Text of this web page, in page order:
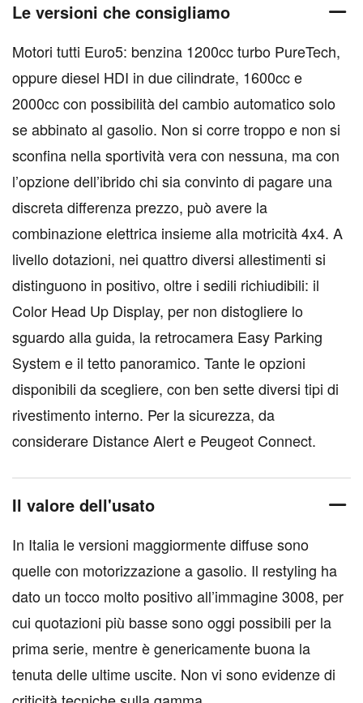
Le versioni che consigliamo
Motori tutti Euro5: benzina 1200cc turbo PureTech,
oppure diesel HDI in due cilindrate, 1600cc e
2000cc con possibilità del cambio automatico solo
se abbinato al gasolio. Non si corre troppo e non si
sconfina nella sportività vera con nessuna, ma con
l’opzione dell’ibrido chi sia convinto di pagare una
discreta differenza prezzo, può avere la
combinazione elettrica insieme alla motricità 4x4. A
livello dotazioni, nei quattro diversi allestimenti si
distinguono in positivo, oltre i sedili richiudibili: il
Color Head Up Display, per non distogliere lo
sguardo alla guida, la retrocamera Easy Parking
System e il tetto panoramico. Tante le opzioni
disponibili da scegliere, con ben sette diversi tipi di
rivestimento interno. Per la sicurezza, da
considerare Distance Alert e Peugeot Connect.
Il valore dell'usato
In Italia le versioni maggiormente diffuse sono
quelle con motorizzazione a gasolio. Il restyling ha
dato un tocco molto positivo all’immagine 3008, per
cui quotazioni più basse sono oggi possibili per la
prima serie, mentre è genericamente buona la
tenuta delle ultime uscite. Non vi sono evidenze di